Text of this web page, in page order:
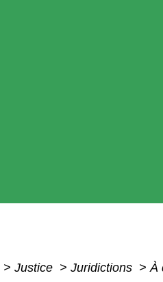
> Justice > Juridictions > À